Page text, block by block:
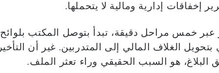
إخفاقات إدارية ومالية لا يتحملها.
خمس مراحل دقيقة، تبدأ بتوصل المكتب بلوائح
الغلاف المالي إلى المتدربين. غير أن التأخير
البلاغ، هو السبب الحقيقي وراء تعثر الملف.